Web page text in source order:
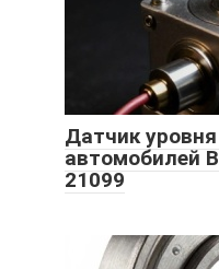
Датчик
автомобилей
21099